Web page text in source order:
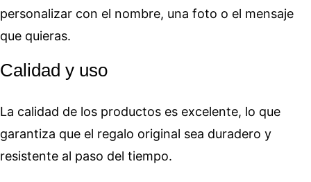
personalizar con el nombre, una foto o el mensaje
que quieras.
Calidad y uso
La calidad de los productos es excelente, lo que
garantiza que el regalo original sea duradero y
resistente al paso del tiempo.